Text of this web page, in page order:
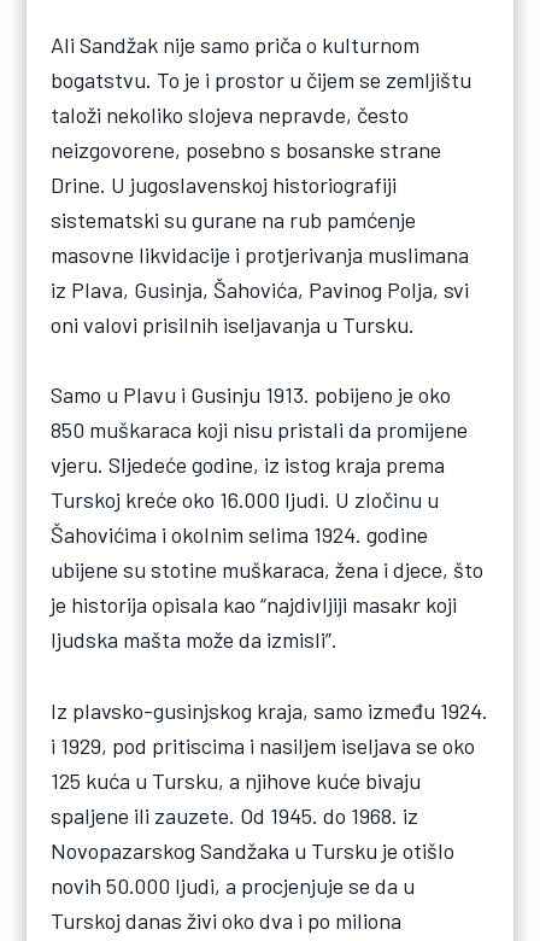
Ali Sandžak nije samo priča o kulturnom
bogatstvu. To je i prostor u čijem se zemljištu
taloži nekoliko slojeva nepravde, često
neizgovorene, posebno s bosanske strane
Drine. U jugoslavenskoj historiografiji
sistematski su gurane na rub pamćenje
masovne likvidacije i protjerivanja muslimana
iz Plava, Gusinja, Šahovića, Pavinog Polja, svi
oni valovi prisilnih iseljavanja u Tursku.
Samo u Plavu i Gusinju 1913. pobijeno je oko
850 muškaraca koji nisu pristali da promijene
vjeru. Sljedeće godine, iz istog kraja prema
Turskoj kreće oko 16.000 ljudi. U zločinu u
Šahovićima i okolnim selima 1924. godine
ubijene su stotine muškaraca, žena i djece, što
je historija opisala kao “najdivljiji masakr koji
ljudska mašta može da izmisli”.
Iz plavsko-gusinjskog kraja, samo između 1924.
i 1929, pod pritiscima i nasiljem iseljava se oko
125 kuća u Tursku, a njihove kuće bivaju
spaljene ili zauzete. Od 1945. do 1968. iz
Novopazarskog Sandžaka u Tursku je otišlo
novih 50.000 ljudi, a procjenjuje se da u
Turskoj danas živi oko dva i po miliona